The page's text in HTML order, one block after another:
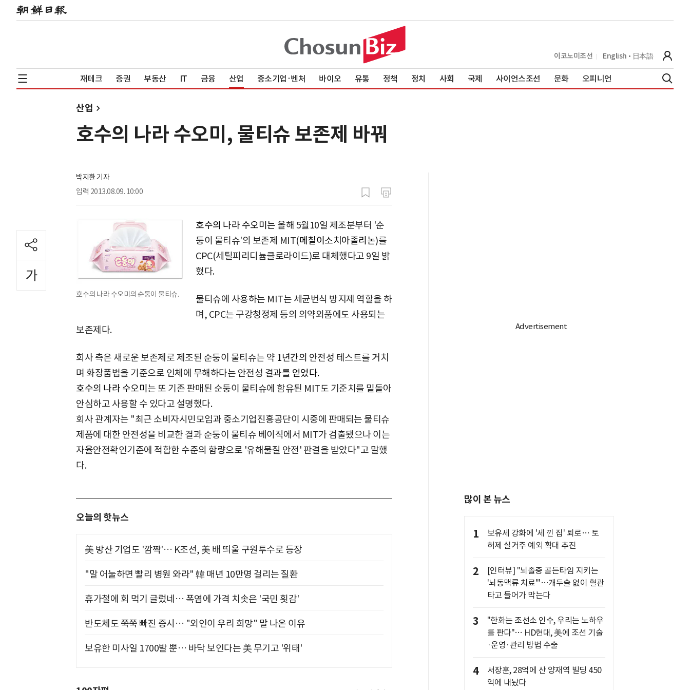
이코노미조선 English 日本語
재테크 증권 부동산 IT 금융 산업 중소기업·벤처 바이오 유통 정책 정치 사회 국제 사이언스조선 문화 오피니언
산업
호수의 나라 수오미, 물티슈 보존제 바꿔
박지환 기자
입력 2013.08.09. 10:00
호수의 나라 수오미의 순둥이 물티슈.
호수의 나라 수오미는 올해 5월10일 제조분부터 '순
둥이 물티슈'의 보존제 MIT(메칠이소치아졸리논)를
CPC(세틸피리디늄클로라이드)로 대체했다고 9일 밝
혔다.
물티슈에 사용하는 MIT는 세균번식 방지제 역할을 하
며, CPC는 구강청정제 등의 의약외품에도 사용되는
보존제다.
회사 측은 새로운 보존제로 제조된 순둥이 물티슈는 약 1년간의 안전성 테스트를 거치
며 화장품법을 기준으로 인체에 무해하다는 안전성 결과를 얻었다.
호수의 나라 수오미는 또 기존 판매된 순둥이 물티슈에 함유된 MIT도 기준치를 밑돌아
안심하고 사용할 수 있다고 설명했다.
회사 관계자는 "최근 소비자시민모임과 중소기업진흥공단이 시중에 판매되는 물티슈
제품에 대한 안전성을 비교한 결과 순둥이 물티슈 베이직에서 MIT가 검출됐으나 이는
자율안전확인기준에 적합한 수준의 함량으로 '유해물질 안전' 판결을 받았다"고 말했
다.
오늘의 핫뉴스
美 방산 기업도 '깜짝'… K조선, 美 배 띄울 구원투수로 등장
"말 어눌하면 빨리 병원 와라" 韓 매년 10만명 걸리는 질환
휴가철에 회 먹기 글렀네… 폭염에 가격 치솟은 '국민 횟감'
반도체도 쭉쭉 빠진 증시… "외인이 우리 희망" 말 나온 이유
보유한 미사일 1700발 뿐… 바닥 보인다는 美 무기고 '위태'
많이 본 뉴스
1
보유세 강화에 '세 낀 집' 퇴로… 토
허제 실거주 예외 확대 추진
2
[인터뷰] "뇌졸중 골든타임 지키는
'뇌동맥류 치료'"…개두술 없이 혈관
타고 들어가 막는다
3
"한화는 조선소 인수, 우리는 노하우
를 판다"… HD현대, 美에 조선 기술
·운영·관리 방법 수출
4
서장훈, 28억에 산 양재역 빌딩 450
억에 내놨다